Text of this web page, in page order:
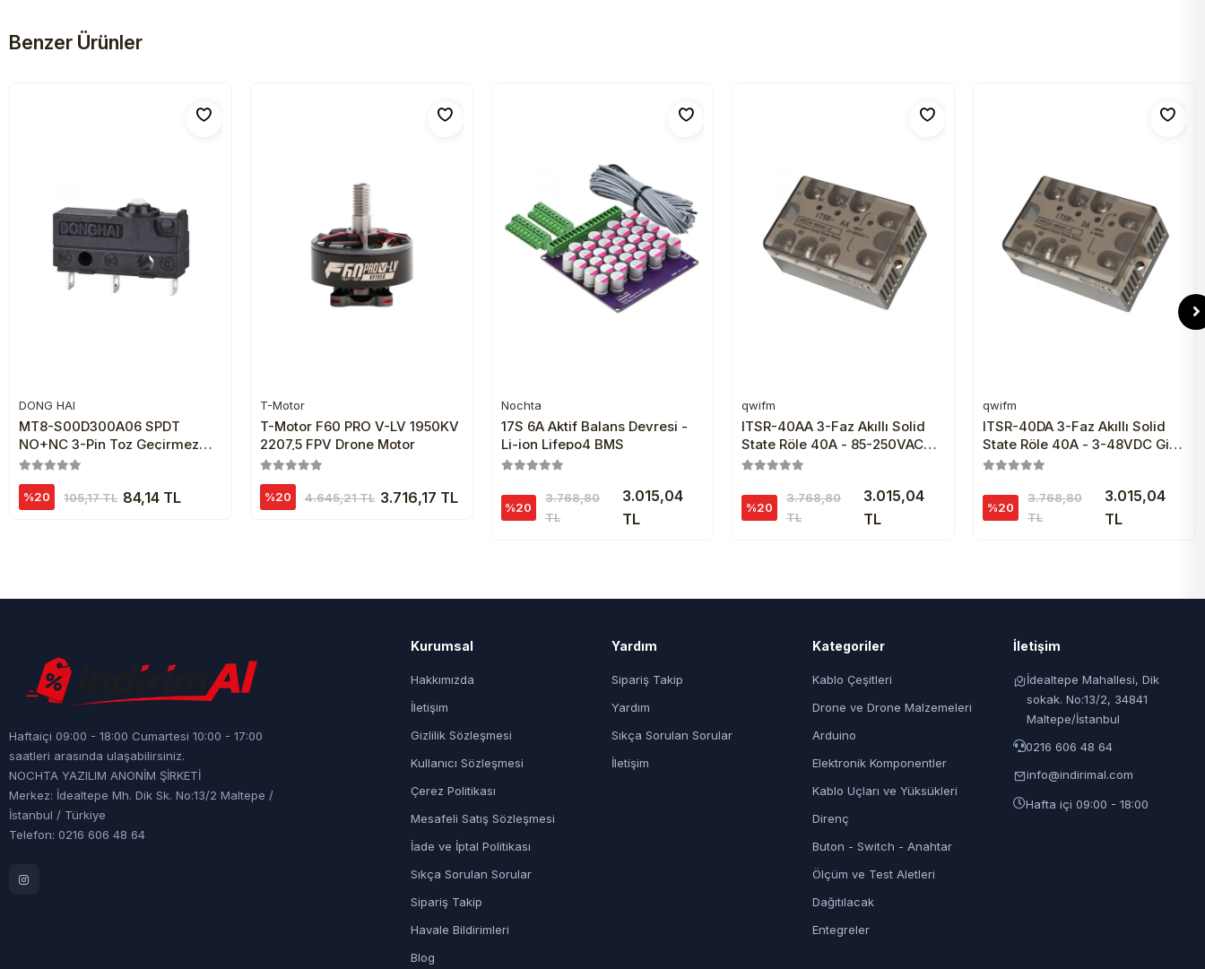
Benzer Ürünler
Sepete Ekle
DONG HAI
MT8-S00D300A06 SPDT
NO+NC 3-Pin Toz Geçirmez
Micro Switch
%20 105,17 TL 84,14 TL
Sepete Ekle
T-Motor
T-Motor F60 PRO V-LV 1950KV
2207,5 FPV Drone Motor
%20 4.645,21 TL 3.716,17 TL
Sepete Ekle
Nochta
17S 6A Aktif Balans Devresi -
Li-ion Lifepo4 BMS
%20
3.768,80
TL
3.015,04
TL
Sepete Ekle
qwifm
ITSR-40AA 3-Faz Akıllı Solid
State Röle 40A - 85-250VAC
Giriş 24-600VAC Çıkış
%20
3.768,80
TL
3.015,04
TL
Sepete Ekle
qwifm
ITSR-40DA 3-Faz Akıllı Solid
State Röle 40A - 3-48VDC Giriş
24-600VAC Çıkış
%20
3.768,80
TL
3.015,04
TL
Haftaiçi 09:00 - 18:00 Cumartesi 10:00 - 17:00
saatleri arasında ulaşabilirsiniz.
NOCHTA YAZILIM ANONİM ŞİRKETİ
Merkez: İdealtepe Mh. Dik Sk. No:13/2 Maltepe /
İstanbul / Türkiye
Telefon: 0216 606 48 64
Kurumsal
Hakkımızda
İletişim
Gizlilik Sözleşmesi
Kullanıcı Sözleşmesi
Çerez Politikası
Mesafeli Satış Sözleşmesi
İade ve İptal Politikası
Sıkça Sorulan Sorular
Sipariş Takip
Havale Bildirimleri
Blog
Yardım
Sipariş Takip
Yardım
Sıkça Sorulan Sorular
İletişim
Kategoriler
Kablo Çeşitleri
Drone ve Drone Malzemeleri
Arduino
Elektronik Komponentler
Kablo Uçları ve Yüksükleri
Direnç
Buton - Switch - Anahtar
Ölçüm ve Test Aletleri
Dağıtılacak
Entegreler
İletişim
İdealtepe Mahallesi, Dik
sokak. No:13/2, 34841
Maltepe/İstanbul
0216 606 48 64
info@indirimal.com
Hafta içi 09:00 - 18:00